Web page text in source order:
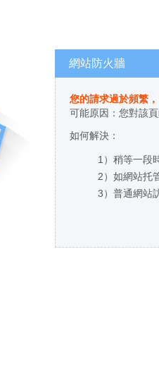
網站防火牆
您的請求過於頻繁
可能原因：您對
如何解決：
1）稍等一段時
2）如網站托管
3）普通網站訪